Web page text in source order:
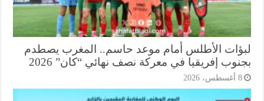
الأطلس أمام موعد حاسم.. المغرب يصطدم
إفريقيا في معركة نصف نهائي “كان” 2026